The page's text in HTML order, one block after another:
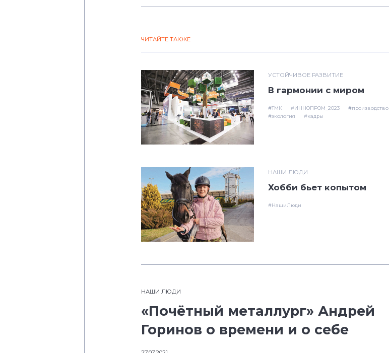
ЧИТАЙТЕ ТАКЖЕ
УСТОЙЧИВОЕ РАЗВИТИЕ
В гармонии с миром
#ТМК #ИННОПРОМ_2023
#производство
#экология
#кадры
НАШИ ЛЮДИ
Хобби бьет копытом
#НашиЛюди
НАШИ ЛЮДИ
«Почётный металлург» Андрей
Горинов о времени и о себе